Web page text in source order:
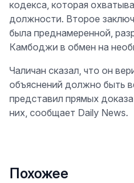
кодекса, которая
должности. Второе
была преднамеренной,
Камбоджи в обмен на
Чаличан сказал, что он
объяснений должно быть
представил прямых
них, сообщает Daily News.
Похожее